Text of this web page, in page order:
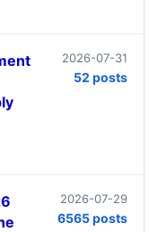
2026-07-31
52 posts
2026-07-29
6565 posts